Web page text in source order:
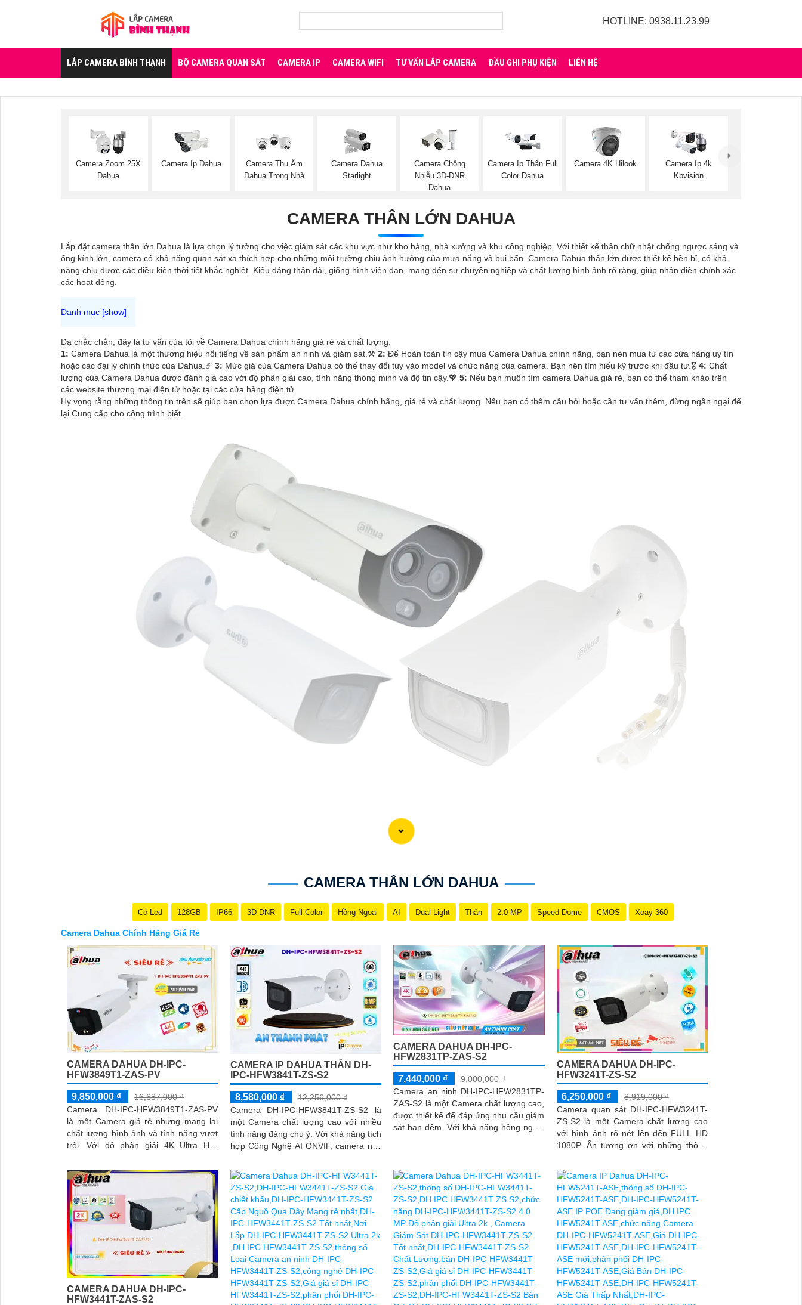
HOTLINE: 0938.11.23.99
LẮP CAMERA BÌNH THẠNH BỘ CAMERA QUAN SÁT CAMERA IP CAMERA WIFI TƯ VẤN LẮP CAMERA ĐẦU GHI PHỤ KIỆN LIÊN HỆ
Camera Zoom 25X
Dahua
Camera Ip Dahua
Camera Thu Âm
Dahua Trong Nhà
Camera Dahua
Starlight
Camera Chống
Nhiễu 3D-DNR
Dahua
Camera Ip Thân Full
Color Dahua
Camera 4K Hilook
Camera Ip 4k
Kbvision
CAMERA THÂN LỚN DAHUA
Lắp đặt camera thân lớn Dahua là lựa chọn lý tưởng cho việc giám sát các khu vực như kho hàng, nhà xưởng và khu công nghiệp. Với thiết kế thân chữ nhật chống ngược sáng và
ống kính lớn, camera có khả năng quan sát xa thích hợp cho những môi trường chịu ảnh hưởng của mưa nắng và bụi bẩn. Camera Dahua thân lớn được thiết kế bền bỉ, có khả
năng chịu được các điều kiện thời tiết khắc nghiệt. Kiểu dáng thân dài, giống hình viên đạn, mang đến sự chuyên nghiệp và chất lượng hình ảnh rõ ràng, giúp nhận diện chính xác
các hoạt động.
Dạ chắc chắn, đây là tư vấn của tôi về Camera Dahua chính hãng giá rẻ và chất lượng:
1: Camera Dahua là một thương hiệu nổi tiếng về sản phẩm an ninh và giám sát.⚒ 2: Để Hoàn toàn tin cậy mua Camera Dahua chính hãng, bạn nên mua từ các cửa hàng uy tín
hoặc các đại lý chính thức của Dahua.☄️ 3: Mức giá của Camera Dahua có thể thay đổi tùy vào model và chức năng của camera. Bạn nên tìm hiểu kỹ trước khi đầu tư.🎖️ 4: Chất
lượng của Camera Dahua được đánh giá cao với độ phân giải cao, tính năng thông minh và độ tin cậy.💖 5: Nếu bạn muốn tìm camera Dahua giá rẻ, bạn có thể tham khảo trên
các website thương mại điện tử hoặc tại các cửa hàng điện tử.
Hy vọng rằng những thông tin trên sẽ giúp bạn chọn lựa được Camera Dahua chính hãng, giá rẻ và chất lượng. Nếu bạn có thêm câu hỏi hoặc cần tư vấn thêm, đừng ngần ngại để
lại Cung cấp cho công trình biết.
CAMERA THÂN LỚN DAHUA
Có Led 128GB IP66 3D DNR Full Color Hồng Ngoại AI Dual Light Thân 2.0 MP Speed Dome CMOS Xoay 360
Camera Dahua Chính Hãng Giá Rẻ
CAMERA DAHUA DH-IPC-
HFW3849T1-ZAS-PV
9,850,000 ₫
16,687,000 ₫
Camera DH-IPC-HFW3849T1-ZAS-PV
là một Camera giá rẻ nhưng mang lại
chất lượng hình ảnh và tính năng vượt
trội. Với độ phân giải 4K Ultra HD,
tiết và rõ nét hơn bao giờ hết
CAMERA IP DAHUA THÂN DH-
IPC-HFW3841T-ZS-S2
8,580,000 ₫
12,256,000 ₫
Camera DH-IPC-HFW3841T-ZS-S2 là
một Camera chất lượng cao với nhiều
tính năng đáng chú ý. Với khả năng tích
hợp Công Nghệ AI ONVIF, camera này
ảnh một cách thông minh, tối ưu hóa
hiệu suất của hệ thống
CAMERA DAHUA DH-IPC-
HFW2831TP-ZAS-S2
7,440,000 ₫
9,000,000 ₫
Camera an ninh DH-IPC-HFW2831TP-
ZAS-S2 là một Camera chất lượng cao,
được thiết kế để đáp ứng nhu cầu giám
sát ban đêm. Với khả năng hồng ngoại
CAMERA DAHUA DH-IPC-
HFW3241T-ZS-S2
6,250,000 ₫
8,919,000 ₫
Camera quan sát DH-IPC-HFW3241T-
ZS-S2 là một Camera chất lượng cao
với hình ảnh rõ nét lên đến FULL HD
1080P. Ấn tượng ơn với những thông
hồng ngoại 60m giúp quan sát hiệu quả
dù trong điều kiện ánh sáng yếu
CAMERA DAHUA DH-IPC-
HFW3441T-ZAS-S2